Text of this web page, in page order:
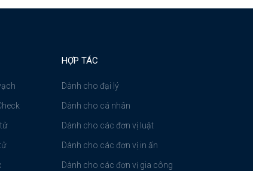
HỢP TÁC
Dành cho đại lý
Dành cho cá nhân
Dành cho các đơn vị luật
Dành cho các đơn vị in ấn
Dành cho các đơn vị gia công